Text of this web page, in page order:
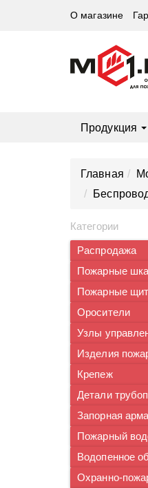
О магазине
Продукция
Главная
Категории
Распродажа
Пожарные
Пожарные
Оросители
Узлы
Изделия
Крепеж
Детали
Запорная
Пожарный
Водопенное
Охранно-